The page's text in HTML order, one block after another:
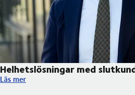
Helhetslösningar med
Helhetslösningar med slutkunden i fokus
Läs mer